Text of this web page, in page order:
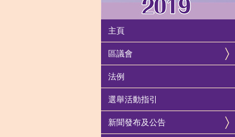
主頁
區議會
法例
選舉活動指引
新聞發布及公告